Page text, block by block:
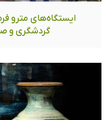
ایستگاه‌های مترو
گردشگری و